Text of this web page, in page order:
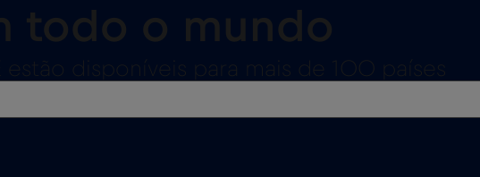
todo o mundo
estão disponíveis para mais de 100 países